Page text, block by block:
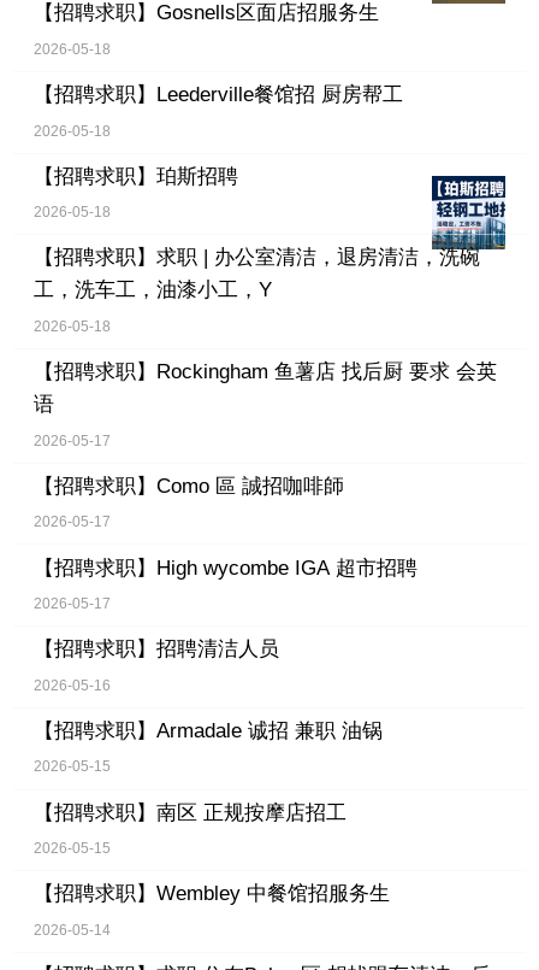
【招聘求职】 Gosnells区面店招服务生
2026-05-18
【招聘求职】 Leederville餐馆招 厨房帮工
2026-05-18
【招聘求职】 珀斯招聘
2026-05-18
【招聘求职】 求职 | 办公室清洁，退房清洁，洗碗
工，洗车工，油漆小工，Y
2026-05-18
【招聘求职】 Rockingham 鱼薯店 找后厨 要求 会英
语
2026-05-17
【招聘求职】 Como 區 誠招咖啡師
2026-05-17
【招聘求职】 High wycombe IGA 超市招聘
2026-05-17
【招聘求职】 招聘清洁人员
2026-05-16
【招聘求职】 Armadale 诚招 兼职 油锅
2026-05-15
【招聘求职】 南区 正规按摩店招工
2026-05-15
【招聘求职】 Wembley 中餐馆招服务生
2026-05-14